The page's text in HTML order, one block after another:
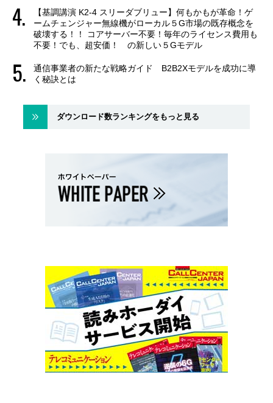
【基調講演 K2-4 スリーダブリュー】何もかもが革命！ゲ
ームチェンジャー無線機がローカル５G市場の既存概念を
破壊する！！ コアサーバー不要！毎年のライセンス費用も
不要！でも、超安価！ の新しい５Gモデル
通信事業者の新たな戦略ガイド B2B2Xモデルを成功に導
く秘訣とは
ダウンロード数ランキングをもっと見る